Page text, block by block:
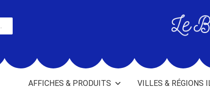
AFFICHES & PRODUITS VILLES & RÉGIONS